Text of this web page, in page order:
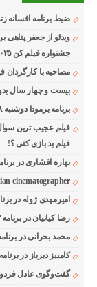
ضبط برنامه افسانه
ویدئو از جعفر
جشنواره فیلم کن ۲۰۲۵
مصاحبه با کارگردان
بیست و چهار سال
برنامه برمودا دوشنبه ۲۸ اسفند با حضور ایرج حسابی
فیلم عجیب ترین
فیلم بد بازی کنی ؟!
بهاره افشاری در برنامه
cinematographer
امیرمهدی ژوله در برنامه
رضا کیانیان در برنامه ۲ شات
محمد بحرانی در برنامه ۲شات/ ۲شات فصل ۱
کامبیز دیرباز در برنامه دوشات /
گفت‌وگوی عادل